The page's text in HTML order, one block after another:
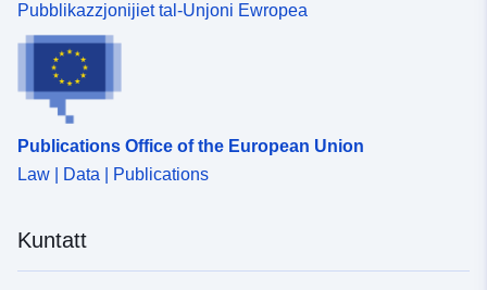
Pubblikazzjonijiet tal-Unjoni Ewropea
Publications Office of the European Union
Law | Data | Publications
Kuntatt